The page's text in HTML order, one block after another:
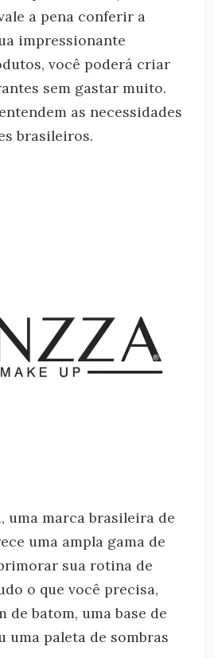
a pena conferir a
impressionante
você poderá criar
sem gastar muito.
as necessidades
brasileiros.
uma marca brasileira de
uma ampla gama de
sua rotina de
o que você precisa,
de batom, uma base de
uma paleta de sombras